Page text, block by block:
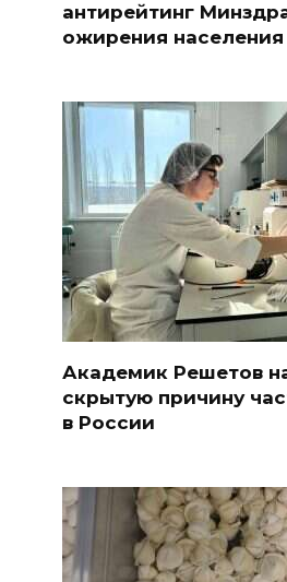
антирейтинг
ожирения населения
Академик Решетов
скрытую причину
в России